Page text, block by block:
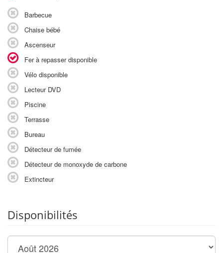
Barbecue
Chaise bébé
Ascenseur
Fer à repasser disponible
Vélo disponible
Lecteur DVD
Piscine
Terrasse
Bureau
Détecteur de fumée
Détecteur de monoxyde de carbone
Extincteur
Disponibilités